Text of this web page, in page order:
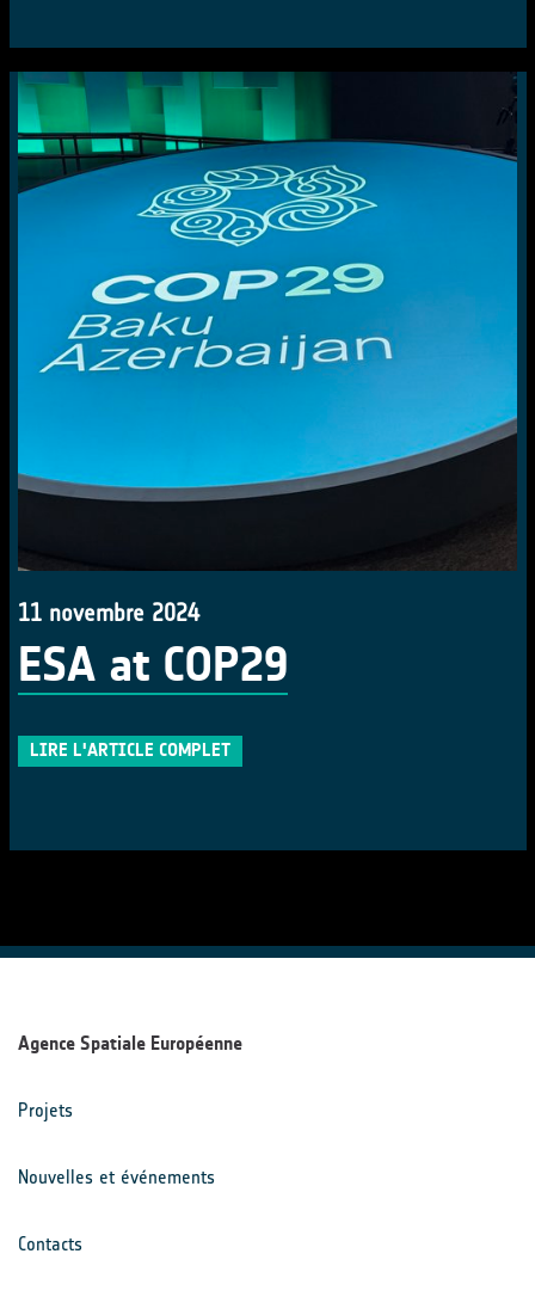
11 novembre 2024
ESA at COP29
LIRE L'ARTICLE COMPLET
Agence Spatiale Européenne
Projets
Nouvelles et événements
Contacts